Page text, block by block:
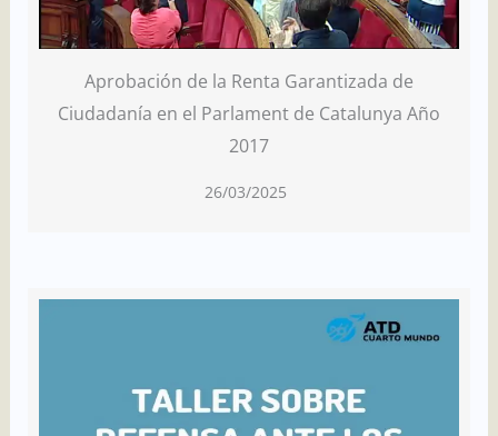
Aprobación de la Renta Garantizada de
Ciudadanía en el Parlament de Catalunya Año
2017
26/03/2025